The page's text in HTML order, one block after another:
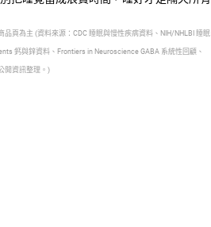
頁為主 (資料來源：CDC 睡眠與慢性疾病資料、NIH/NHLBI 睡眠
鈣與鋅資料、Frontiers in Neuroscience GABA 系統性回顧、
開資訊整理。)